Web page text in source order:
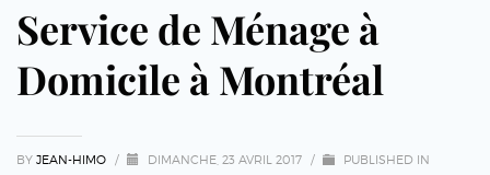
Service de Ménage à
Domicile à Montréal
BY JEAN-HIMO / DIMANCHE, 23 AVRIL 2017 /
PUBLISHED IN